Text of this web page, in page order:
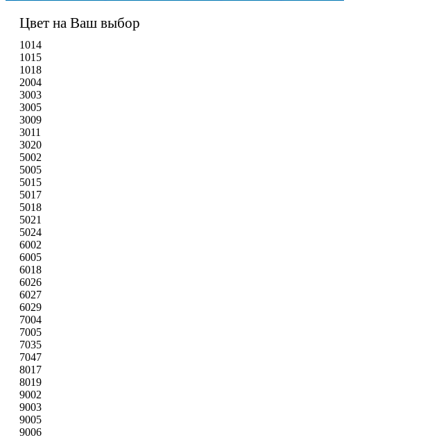
Цвет на Ваш выбор
1014
1015
1018
2004
3003
3005
3009
3011
3020
5002
5005
5015
5017
5018
5021
5024
6002
6005
6018
6026
6027
6029
7004
7005
7035
7047
8017
8019
9002
9003
9005
9006